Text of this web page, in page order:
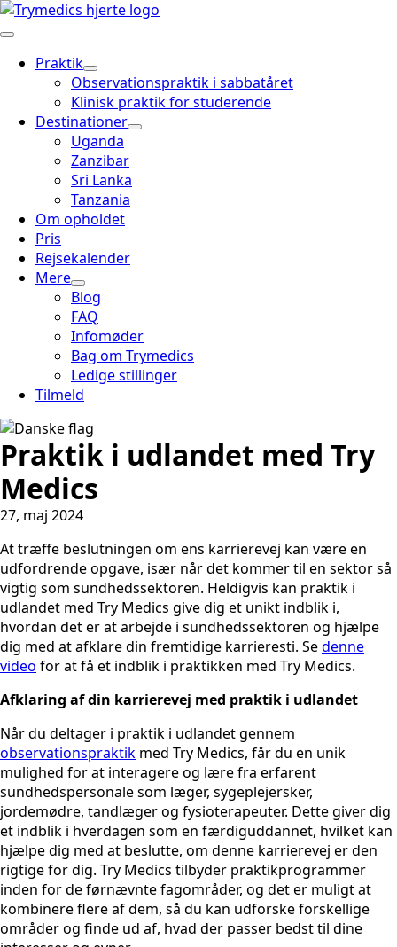
Praktik
Observationspraktik i sabbatåret
Klinisk praktik for studerende
Destinationer
Uganda
Zanzibar
Sri Lanka
Tanzania
Om opholdet
Pris
Rejsekalender
Mere
Blog
FAQ
Infomøder
Bag om Trymedics
Ledige stillinger
Tilmeld
Praktik i udlandet med Try
Medics
27, maj 2024
At træffe beslutningen om ens karrierevej kan være en
udfordrende opgave, især når det kommer til en sektor så
vigtig som sundhedssektoren. Heldigvis kan praktik i
udlandet med Try Medics give dig et unikt indblik i,
hvordan det er at arbejde i sundhedssektoren og hjælpe
dig med at afklare din fremtidige karrieresti. Sedenne
video for at få et indblik i praktikken med Try Medics.
Afklaring af din karrierevej med praktik i udlandet
Når du deltager i praktik i udlandet gennem
observationspraktik med Try Medics, får du en unik
mulighed for at interagere og lære fra erfarent
sundhedspersonale som læger, sygeplejersker,
jordemødre, tandlæger og fysioterapeuter. Dette giver dig
et indblik i hverdagen som en færdiguddannet, hvilket kan
hjælpe dig med at beslutte, om denne karrierevej er den
rigtige for dig. Try Medics tilbyder praktikprogrammer
inden for de førnævnte fagområder, og det er muligt at
kombinere flere af dem, så du kan udforske forskellige
områder og finde ud af, hvad der passer bedst til dine